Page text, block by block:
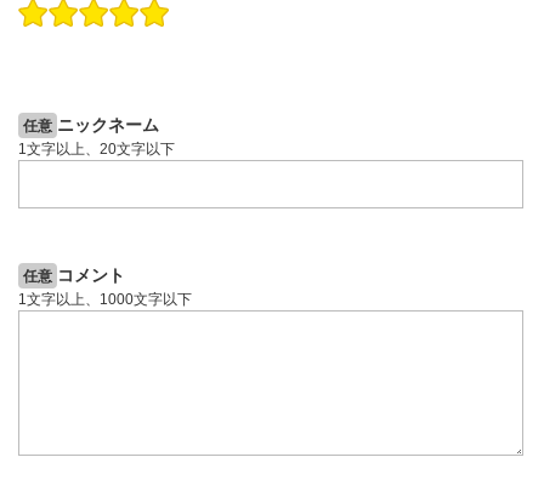
操作説明動画
任意 ニックネーム
1文字以上、20文字以下
任意 コメント
1文字以上、1000文字以下